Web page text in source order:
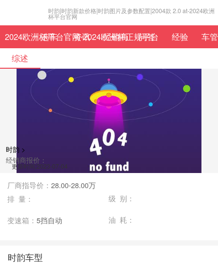
时韵|时韵新款价格|时韵图片及参数配置|2004款 2.0 at-2024欧洲
杯平台官网
2024欧洲杯平台官网-2024欧洲杯正规平台
选车 资讯 经销商 问答 经验
车
综述
时韵 >
经销商报价：
更新时间:2023-07-04
厂商指导价： 28.00-28.00万
排 量：
级 别：
变速箱： 5挡自动 油 耗：
时韵车型